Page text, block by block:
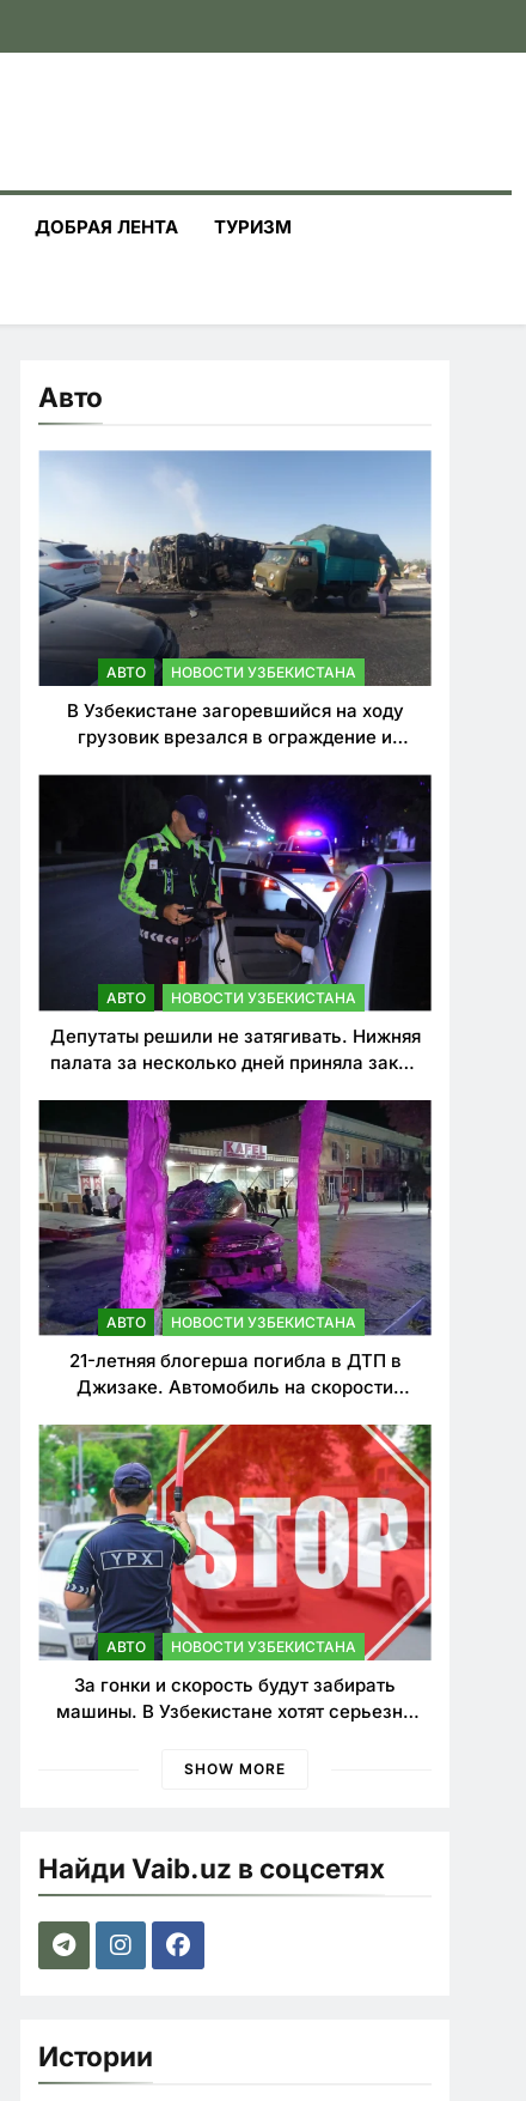
ДОБРАЯ ЛЕНТА ТУРИЗМ
Авто
АВТО НОВОСТИ УЗБЕКИСТАНА
В Узбекистане загоревшийся на ходу
грузовик врезался в ограждение и
АВТО НОВОСТИ УЗБЕКИСТАНА
Депутаты решили не затягивать. Нижняя
палата за несколько дней приняла закон
нарушителей ПДД
АВТО НОВОСТИ УЗБЕКИСТАНА
21-летняя блогерша погибла в ДТП в
Джизаке. Автомобиль на скорости
АВТО НОВОСТИ УЗБЕКИСТАНА
За гонки и скорость будут забирать
машины. В Узбекистане хотят серьезно
SHOW MORE
Найди Vaib.uz в соцсетях
Истории